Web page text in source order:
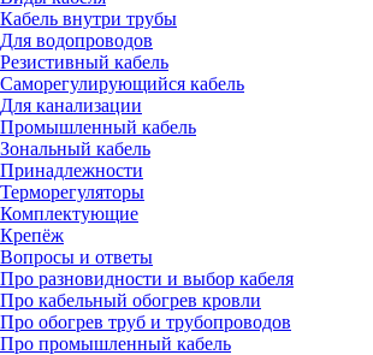
Кабель внутри трубы
Для водопроводов
Резистивный кабель
Саморегулирующийся кабель
Для канализации
Промышленный кабель
Зональный кабель
Принадлежности
Терморегуляторы
Комплектующие
Крепёж
Вопросы и ответы
Про разновидности и выбор кабеля
Про кабельный обогрев кровли
Про обогрев труб и трубопроводов
Про промышленный кабель